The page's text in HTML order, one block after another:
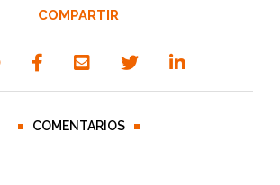
COMPARTIR
COMENTARIOS